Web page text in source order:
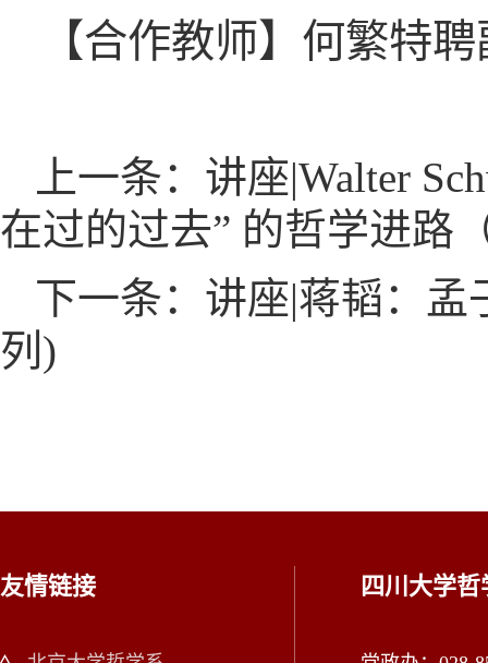
【合作教师】何繁特
上一条：讲座|Walter
在过的过去” 的哲学进路
下一条：讲座|蒋韬：
列)
友情链接 四川大学哲